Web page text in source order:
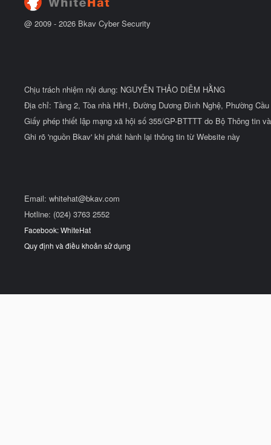
@ 2009 - 2026 Bkav Cyber Security
Chịu trách nhiệm nội dung: NGUYỄN THẢO DIỄM HẰNG
Địa chỉ: Tầng 2, Tòa nhà HH1, Đường Dương Đình Nghệ, Phường
Giấy phép thiết lập mạng xã hội số 355/GP-BTTTT do Bộ Thông tin
Ghi rõ 'nguồn Bkav' khi phát hành lại thông tin từ Website này
Email: whitehat@bkav.com
Hotline: (024) 3763 2552
Facebook: WhiteHat
Quy định và điều khoản sử dụng